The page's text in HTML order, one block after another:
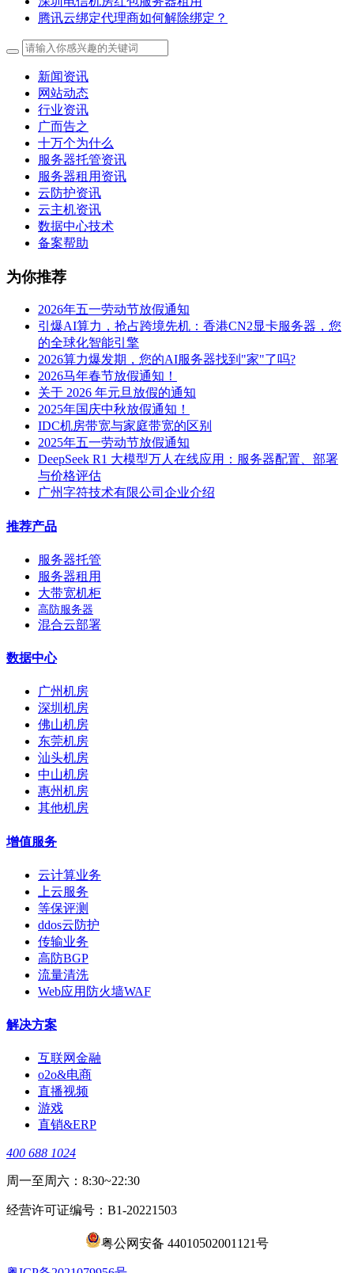
腾讯云绑定代理商如何解除绑定？
新闻资讯
网站动态
行业资讯
广而告之
十万个为什么
服务器托管资讯
服务器租用资讯
云防护资讯
云主机资讯
数据中心技术
备案帮助
为你推荐
2026年五一劳动节放假通知
引爆AI算力，抢占跨境先机：香港CN2显卡服务器，您
的全球化智能引擎
2026算力爆发期，您的AI服务器找到"家"了吗?
2026马年春节放假通知！
关于 2026 年元旦放假的通知
2025年国庆中秋放假通知！
IDC机房带宽与家庭带宽的区别
2025年五一劳动节放假通知
DeepSeek R1 大模型万人在线应用：服务器配置、部署
与价格评估
广州字符技术有限公司企业介绍
推荐产品
服务器托管
服务器租用
大带宽机柜
高防服务器
混合云部署
数据中心
广州机房
深圳机房
佛山机房
东莞机房
汕头机房
中山机房
惠州机房
其他机房
增值服务
云计算业务
上云服务
等保评测
ddos云防护
传输业务
高防BGP
流量清洗
Web应用防火墙WAF
解决方案
互联网金融
o2o&电商
直播视频
游戏
直销&ERP
400 688 1024
周一至周六：8:30~22:30
经营许可证编号：B1-20221503
粤公网安备 44010502001121号